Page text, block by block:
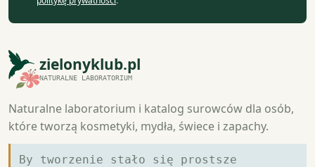
zielonyklub.pl
NATURALNE LABORATORIUM
Naturalne laboratorium i katalog surowców dla osób,
które tworzą kosmetyki, mydła, świece i zapachy.
By tworzenie stało się prostsze